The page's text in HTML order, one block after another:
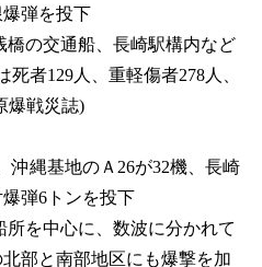
弾を投下
の交通船、長崎駅構内など
者129人、重軽傷者278人、
爆戦災誌)
縄基地のＡ26が32機、長崎
弾6トンを投下
を中心に、数波に分かれて
部と南部地区にも爆撃を加